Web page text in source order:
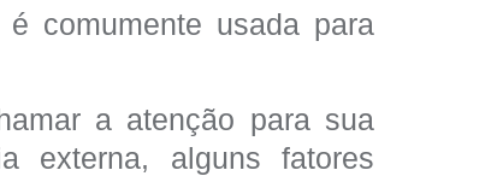
comumente usada para
a atenção para sua
externa, alguns fatores